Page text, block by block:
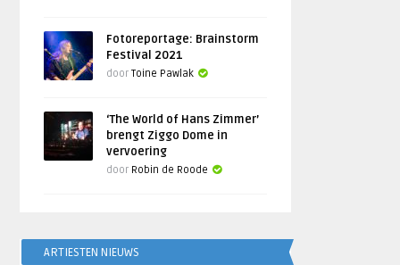
Fotoreportage: Brainstorm
Festival 2021
doorToine Pawlak
‘The World of Hans Zimmer’
brengt Ziggo Dome in
vervoering
door Robin de Roode
ARTIESTEN NIEUWS